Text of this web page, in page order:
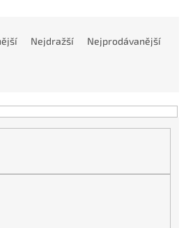
Nejdražší Nejprodávanější